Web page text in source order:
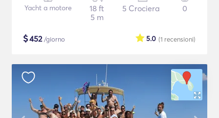
Yacht a motore
18 ft
5 m
5 Crociera 0
$452/giorno (1 recensioni)
5.0